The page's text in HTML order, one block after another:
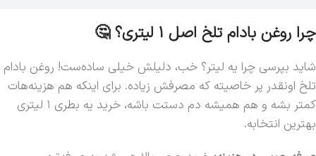
چرا روغن بادام تلخ اصل 1 لیتری؟ 🤔
شاید بپرسی چرا یه لیتر؟ خب، دلیلش خیلی ساده‌ست! روغن بادام
تلخ اونقدر پر خاصیته که مصرفش زیاده. برای اینکه هم هزینه‌هات
کمتر بشه و هم همیشه دم دستت باشه، خرید یه بطری ۱ لیتری
بهترین انتخابه.